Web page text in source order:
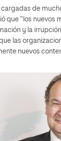
de
que “los nuevos
y la
las
nuevos